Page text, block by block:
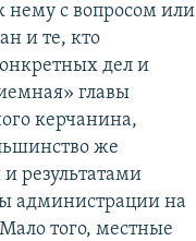
с вопросом или
и те, кто
дел и
главы
керчанина,
же
результатами
администрации на
того, местные